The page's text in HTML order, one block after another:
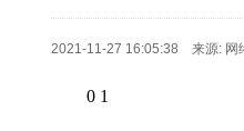
2021-11-27 16:05:38 来源: 网
0 1